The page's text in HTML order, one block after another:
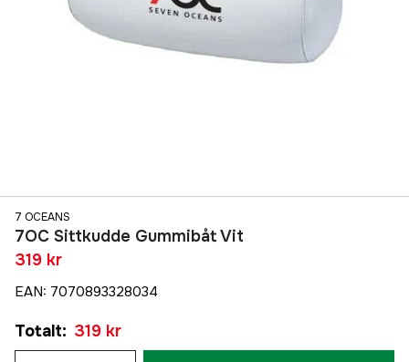
7 OCEANS
7OC Sittkudde Gummibåt Vit
319 kr
EAN: 7070893328034
Totalt: 319 kr